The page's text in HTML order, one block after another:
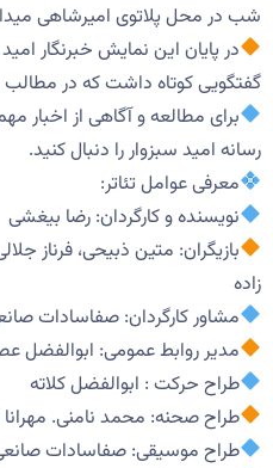
شب در محل پلاتوی امیرشاهی
در پایان این نمایش خبرنگار
گفتگویی کوتاه داشت که در
برای مطالعه و آگاهی از اخبار
رسانه امید سبزوار را دنبال کنید.
معرفی عوامل تئاتر:
نویسنده و کارگردان: رضا بیغشی
بازیگران: متین ذبیحی، فرناز
زاده
مشاور کارگردان: صفاسادات
مدیر روابط عمومی: ابوالفضل
طراح حرکت : ابوالفضل کلاته
طراح صحنه: محمد نامنی.
طراح موسیقی: صفاسادات